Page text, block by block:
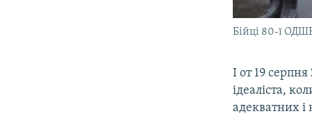
Бійці 80-ї
​І от 19
ідеаліста,
адекватних і